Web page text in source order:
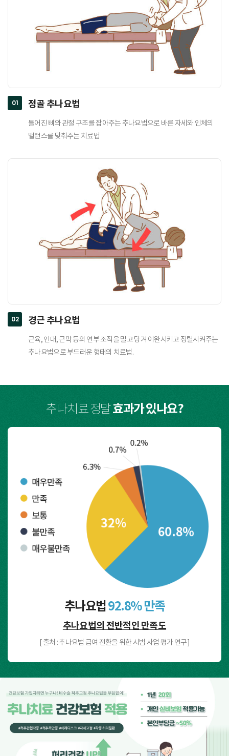
01 정골 추나요법
틀어진 뼈와 관절 구조를 잡아주는 추나요법으로 바른 자세와 인체의
밸런스를 맞춰주는 치료법
02 경근 추나요법
근육, 인대, 근막 등의 연부 조직을 밀고 당겨 이완시키고 정렬시켜주는
추나요법으로 부드러운 형태의 치료법.
추나치료 정말효과가 있나요?
추나요법92.8% 만족
추나요법의 전반적인 만족도
[ 출처 : 추나요법 급여 전환을 위한 시범 사업 평가 연구 ]